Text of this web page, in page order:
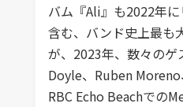
バム『Ali』も2022年
含む、バンド史上最も
が、2023年、数々の
Doyle、Ruben
RBC Echo Beachでの